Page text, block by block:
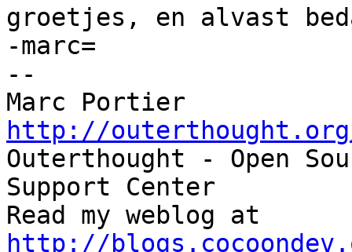
groetjes, en alvast
-marc=
--
http://
Outerthought - Open
Support Center
http://